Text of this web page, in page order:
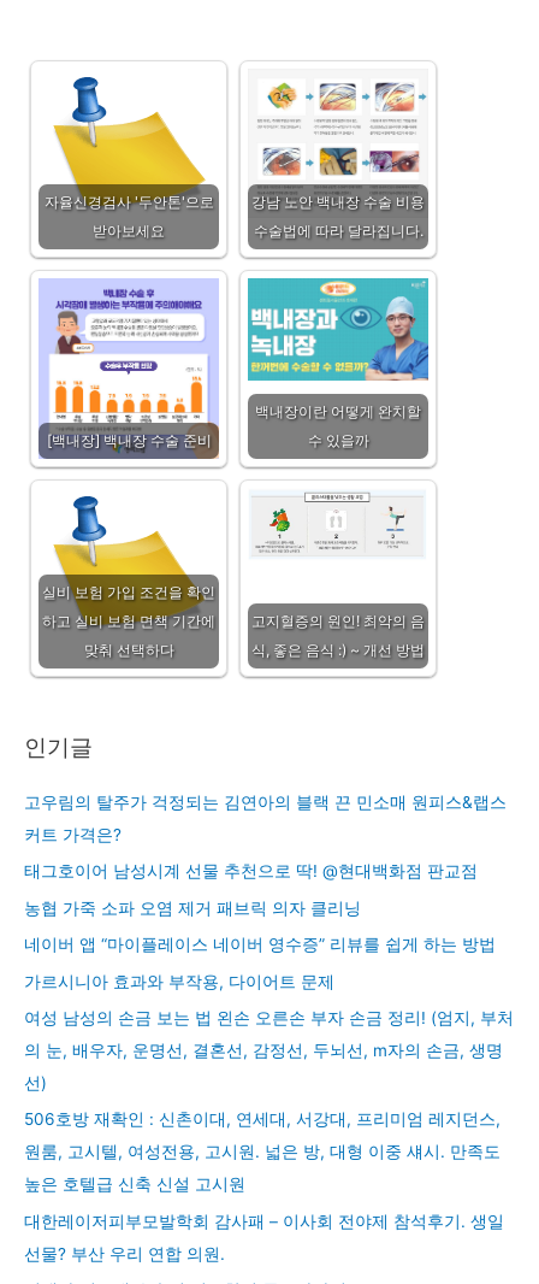
자율신경검사 '두안톤'으로
받아보세요
강남 노안 백내장 수술 비용
수술법에 따라 달라집니다.
[백내장] 백내장 수술 준비
백내장이란 어떻게 완치할
수 있을까
실비 보험 가입 조건을 확인
하고 실비 보험 면책 기간에
맞춰 선택하다
고지혈증의 원인! 최악의 음
식, 좋은 음식 :) ~ 개선 방법
인기글
고우림의 탈주가 걱정되는 김연아의 블랙 끈 민소매 원피스&랩스
커트 가격은?
태그호이어 남성시계 선물 추천으로 딱! @현대백화점 판교점
농협 가죽 소파 오염 제거 패브릭 의자 클리닝
네이버 앱 “마이플레이스 네이버 영수증” 리뷰를 쉽게 하는 방법
가르시니아 효과와 부작용, 다이어트 문제
여성 남성의 손금 보는 법 왼손 오른손 부자 손금 정리! (엄지, 부처
의 눈, 배우자, 운명선, 결혼선, 감정선, 두뇌선, m자의 손금, 생명
선)
506호방 재확인 : 신촌이대, 연세대, 서강대, 프리미엄 레지던스,
원룸, 고시텔, 여성전용, 고시원. 넓은 방, 대형 이중 섀시. 만족도
높은 호텔급 신축 신설 고시원
대한레이저피부모발학회 감사패 – 이사회 전야제 참석후기. 생일
선물? 부산 우리 연합 의원.